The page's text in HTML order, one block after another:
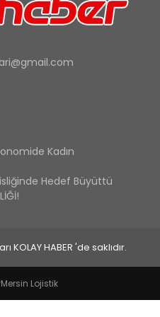
Kadın
Hedef Büyüttü
HABER 'de saklıdır.
Mersin Lojistik